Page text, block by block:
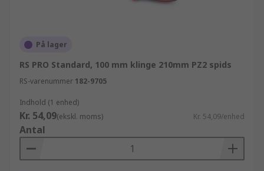
På lager
RS PRO Standard, 100 mm klinge 210mm PZ2 spids
RS-varenummer 182-9705
Indhold (1 enhed)
Kr. 54,09(ekskl. moms) Kr. 54,09/enhed
Antal